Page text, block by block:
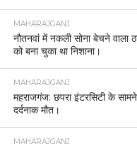
MAHARAJGANJ
नौतनवां में नकली सोना बेचने वाला
को बना चुका था निशाना।
MAHARAJGANJ
महराजगंज: छपरा इंटरसिटी के
दर्दनाक मौत।
MAHARAJGANJ